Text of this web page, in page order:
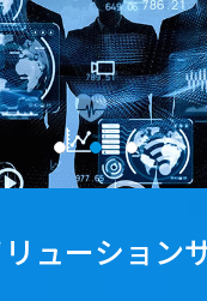
リューシ
ーク」と「情報システ
ソリューションを実現
ューション